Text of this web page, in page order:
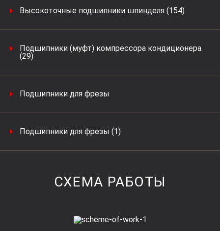
Высокоточные подшипники шпинделя (154)
Подшипники (муфт) компрессора кондиционера
(29)
Подшипники для фрезы
Подшипники для фрезы (1)
СХЕМА РАБОТЫ